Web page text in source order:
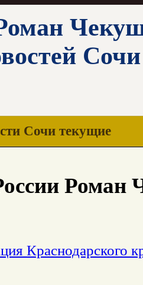
Сочи
Сочи текущие
Роман
Краснодарского